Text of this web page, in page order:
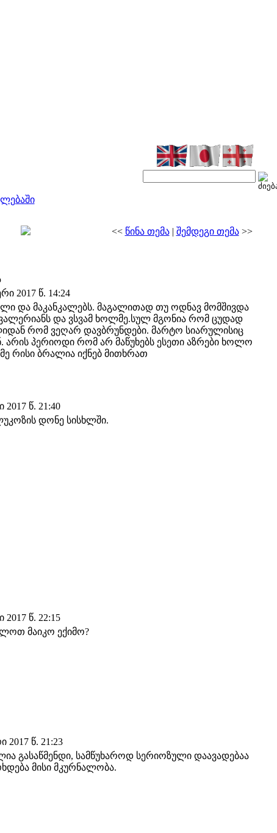
<< წინა თემა| შემდეგი თემა>>
2017 წ. 14:24
და მაკანკალებს. მაგალითად თუ ოდნავ მომშივდა
ვალერიანს და ვსვამ ხოლმე.სულ მგონია რომ ცუდად
რომ ვეღარ დავბრუნდები. მარტო სიარულისიც
არის პერიოდი რომ არ მაწუხებს ესეთი აზრები ხოლო
რისი ბრალია იქნებ მითხრათ
წ. 21:40
დონე სისხლში.
წ. 22:15
მაიკო ექიმო?
2017 წ. 21:23
გასაწმენდი, სამწუხაროდ სერიოზული დაავადებაა
მისი მკურნალობა.